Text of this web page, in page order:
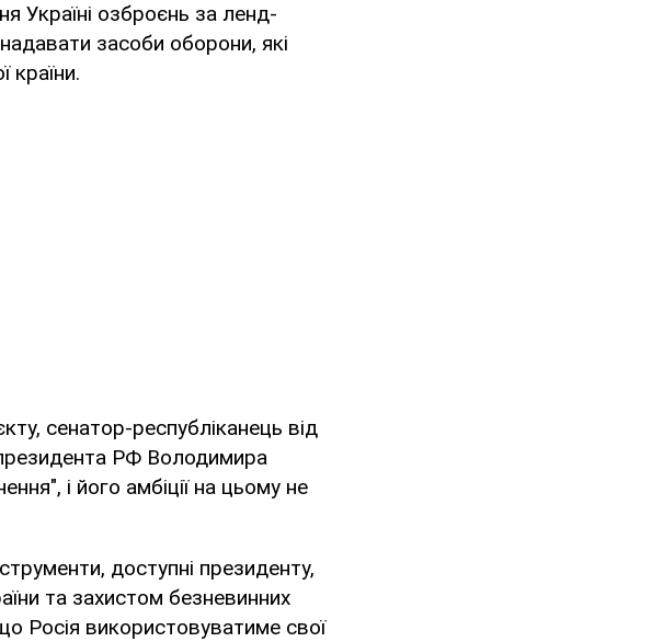
Україні озброєнь за ленд-
засоби оборони, які
країни.
сенатор-республіканець від
РФ Володимира
і його амбіції на цьому не
доступні президенту,
та захистом безневинних
Росія використовуватиме свої